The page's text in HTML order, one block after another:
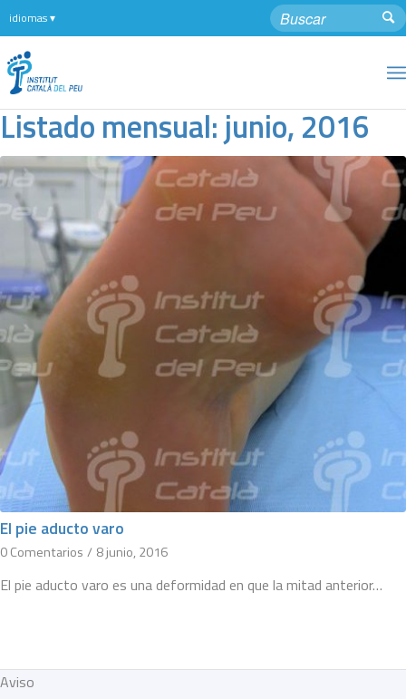
Listado mensual: junio, 2016
El pie aducto varo
0 Comentarios / 8 junio, 2016
El pie aducto varo es una deformidad en que la mitad anterior…
Aviso